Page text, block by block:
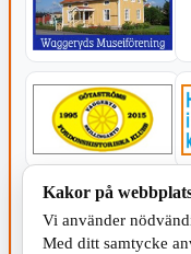
KOMMUNEN
Kakor på
Vi använder
Med ditt samtycke